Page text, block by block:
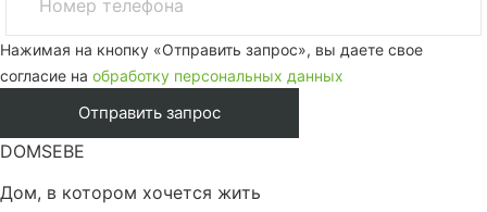
Нажимая на кнопку «Отправить запрос», вы даете свое
согласие на обработку персональных данных
DOMSEBE
Дом, в котором хочется жить